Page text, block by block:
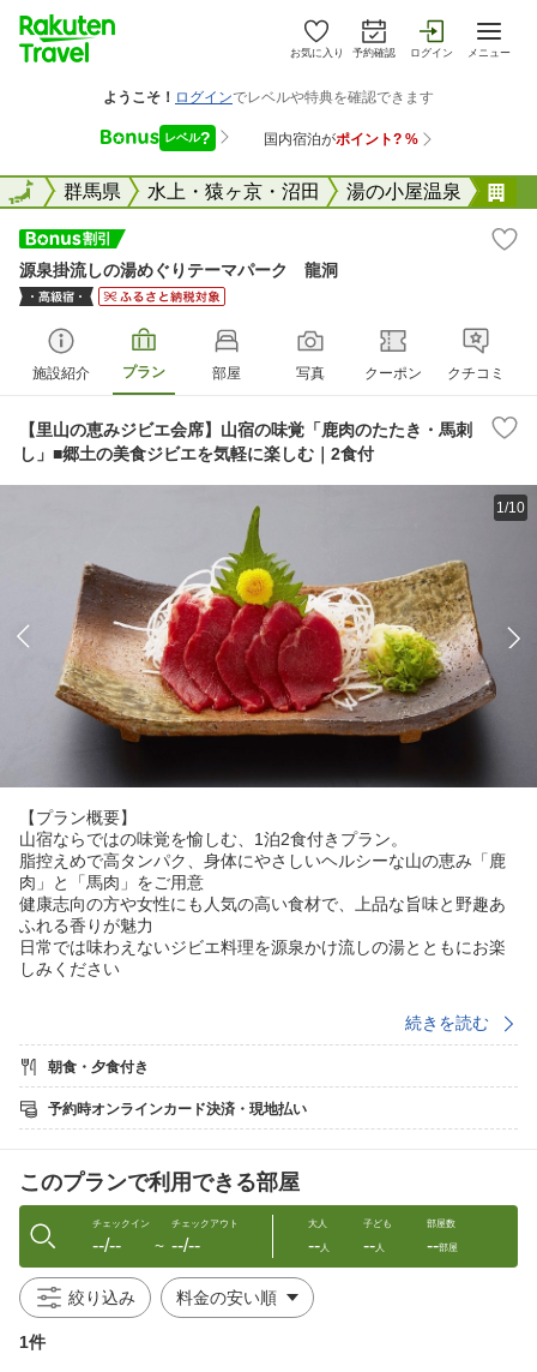
お気に入り 予約確認 ログイン メニュー
全国群馬県 水上・猿ヶ京・沼田 湯の小屋温泉
全国
源泉掛流しの湯めぐりテーマパーク 龍洞
施設紹介 プラン 部屋 写真 クーポン クチコミ
【里山の恵みジビエ会席】山宿の味覚「鹿肉のたたき・馬刺
し」■郷土の美食ジビエを気軽に楽しむ｜2食付
1/10
【プラン概要】
山宿ならではの味覚を愉しむ、1泊2食付きプラン。
脂控えめで高タンパク、身体にやさしいヘルシーな山の恵み「鹿
肉」と「馬肉」をご用意
健康志向の方や女性にも人気の高い食材で、上品な旨味と野趣あ
ふれる香りが魅力
日常では味わえないジビエ料理を源泉かけ流しの湯とともにお楽
しみください
龍洞の最大の魅力は、“湯めぐりテーマパーク”の名にふさわしい全
18種類の源泉100％かけ流しの貸切露天風呂。
湯けむりと自然に包まれる、特別な温泉体験をお楽しみくださ
い。
子ども連れのファミリー・3世代の家族旅行・カップル・夫婦の記
＜湯めぐりポイント＞
・18種すべて貸切制！予約不要・追加料金なしで入り放題
・加水・循環なしの本物の源泉かけ流し温泉
・渓流沿い、森の中、滝見、岩盤など多彩なロケーション
・春は新緑、夏は蛍、秋は紅葉、冬は雪見ー四季折々の風情
・スタンプラリー全制覇で記念品プレゼント！
【夕食】
続きを読む
朝食・夕食付き
予約時オンラインカード決済・現地払い
このプランで利用できる部屋
チェックイン
--/-- 〜
チェックアウト
--/--
大人
--人
子ども
--人
部屋数
--部屋
絞り込み
1件